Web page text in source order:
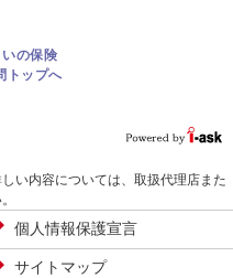
の保険
トップへ
い内容については、取扱代理店また
個人情報保護宣言
サイトマップ